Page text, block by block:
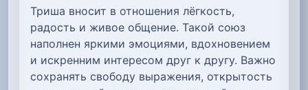
Триша вносит в отношения лёгкость,
радость и живое общение. Такой союз
наполнен яркими эмоциями, вдохновением
и искренним интересом друг к другу. Важно
сохранять свободу выражения, открытость